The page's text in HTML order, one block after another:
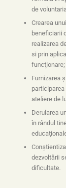
de
Crearea
beneficiarii
realizarea
si prin
funcţionare;
Furnizarea
ateliere de
Derularea
în rândul
dezvoltării
dificultate.